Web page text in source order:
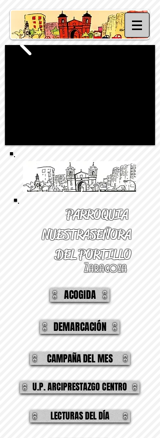
PARROQUIA
NUESTRASEÑORA
DEL PORTILLO
Zaragoza
ACOGIDA
DEMARCACIÓN
CAMPAÑA DEL MES
U.P. ARCIPRESTAZGO CENTRO
LECTURAS DEL DÍA